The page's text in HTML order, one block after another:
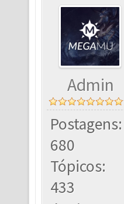
Admin
Postagens:
680
Tópicos:
433